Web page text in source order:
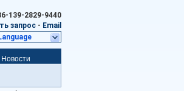
139-2829-9440
запрос - Email
Новости